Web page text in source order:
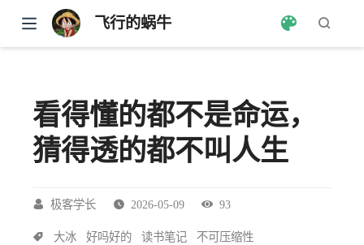
飞行的蜗牛
看得懂的都不是命运，
猜得透的都不叫人生
极客学长 2026-05-09 93
大冰 好吗好的 读书笔记
不可压缩性